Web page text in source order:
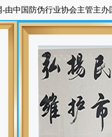
伪行业协会主管主办国家